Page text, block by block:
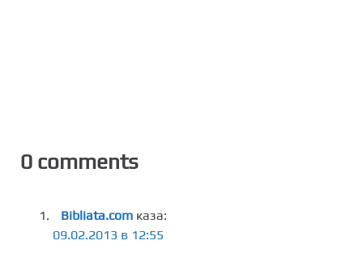
0 comments
Bibliata.com каза:
09.02.2013 в 12:55